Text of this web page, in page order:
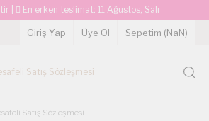
En erken teslimat: 11 Ağustos, Salı
Giriş Yap Üye Ol Sepetim (NaN)
Satış Sözleşmesi